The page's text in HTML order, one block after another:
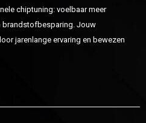
chiptuning: voelbaar meer
brandstofbesparing. Jouw
jarenlange ervaring en bewezen